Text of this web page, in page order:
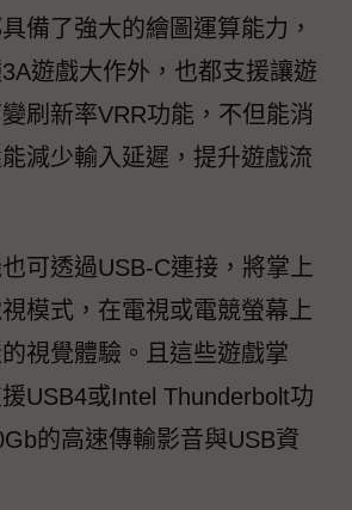
備了強大的繪圖運算能力，
遊戲大作外，也都支援讓遊
刷新率VRR功能，不但能消
減少輸入延遲，提升遊戲流
可透過USB-C連接，將掌上
模式，在電視或電競螢幕上
視覺體驗。且這些遊戲掌
USB4或Intel Thunderbolt功
的高速傳輸影音與USB資